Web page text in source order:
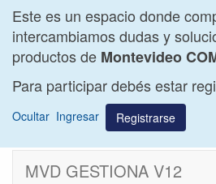
Este es un espacio donde
intercambiamos dudas y
productos de Montevideo
Para participar debés estar
Ocultar Ingresar Registrarse
MVD GESTIONA V12